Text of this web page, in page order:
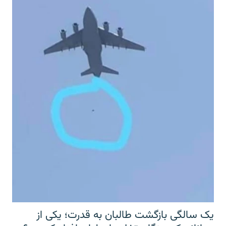
یک سالگی بازگشت طالبان به قدرت؛ یکی از